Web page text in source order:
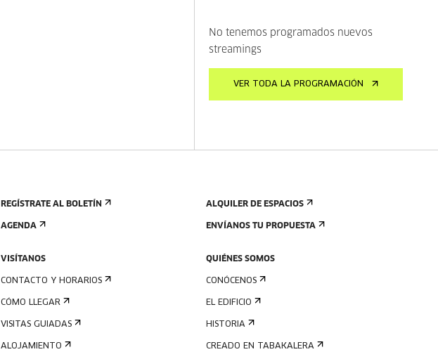
No tenemos programados nuevos
streamings
VER TODA LA PROGRAMACIÓN
REGÍSTRATE AL BOLETÍN
AGENDA
VISÍTANOS
CONTACTO Y HORARIOS
CÓMO LLEGAR
VISITAS GUIADAS
ALOJAMIENTO
ALQUILER DE ESPACIOS
ENVÍANOS TU PROPUESTA
QUIÉNES SOMOS
CONÓCENOS
EL EDIFICIO
HISTORIA
CREADO EN TABAKALERA